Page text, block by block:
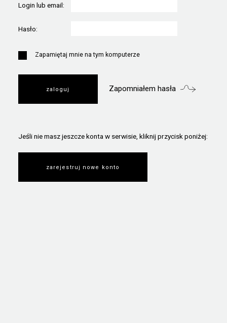
Login lub email:
Hasło:
Zapamiętaj mnie na tym komputerze
Zapomniałem hasła
Jeśli nie masz jeszcze konta w serwisie, kliknij przycisk poniżej:
zarejestruj nowe konto